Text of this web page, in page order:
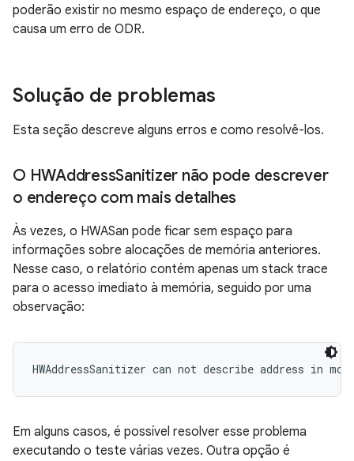
poderão existir no mesmo espaço de endereço, o que
causa um erro de ODR.
Solução de problemas
Esta seção descreve alguns erros e como resolvê-los.
O HWAddressSanitizer não pode descrever
o endereço com mais detalhes
Às vezes, o HWASan pode ficar sem espaço para
informações sobre alocações de memória anteriores.
Nesse caso, o relatório contém apenas um stack trace
para o acesso imediato à memória, seguido por uma
observação:
HWAddressSanitizer can not describe address in
Em alguns casos, é possível resolver esse problema
executando o teste várias vezes. Outra opção é